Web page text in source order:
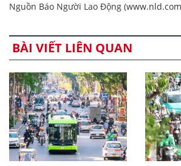
Nguồn Báo Người Lao Động
BÀI VIẾT LIÊN QUAN